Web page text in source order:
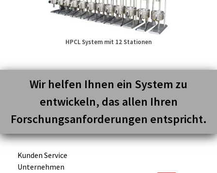
HPCL System mit 12 Stationen
Wir helfen Ihnen ein System zu
entwickeln, das allen Ihren
Forschungsanforderungen entspricht.
Kunden Service
Unternehmen